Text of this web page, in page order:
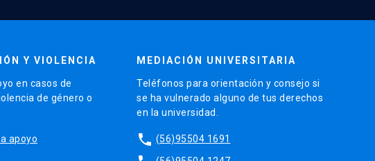
Y VIOLENCIA
en casos de
de género o
apoyo
MEDIACIÓN UNIVERSITARIA
Teléfonos para orientación y consejo si
se ha vulnerado alguno de tus derechos
en la universidad.
phone (56)95504 1691